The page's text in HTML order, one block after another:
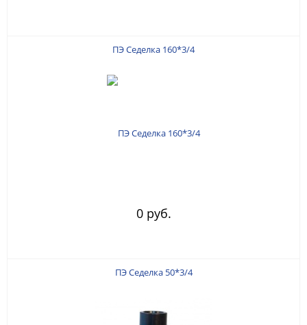
ПЭ Седелка 160*3/4
0 руб.
ПЭ Седелка 50*3/4